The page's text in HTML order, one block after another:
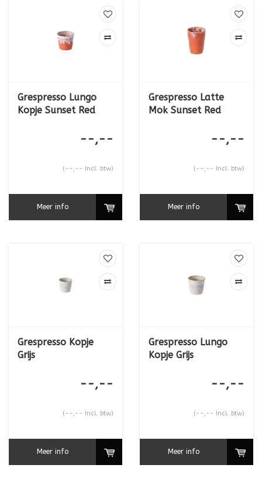
Grespresso Lungo
Kopje Sunset Red
--,--
(--,-- Incl. btw)
Meer info
Grespresso Latte
Mok Sunset Red
--,--
(--,-- Incl. btw)
Meer info
Grespresso Kopje
Grijs
--,--
(--,-- Incl. btw)
Meer info
Grespresso Lungo
Kopje Grijs
--,--
(--,-- Incl. btw)
Meer info